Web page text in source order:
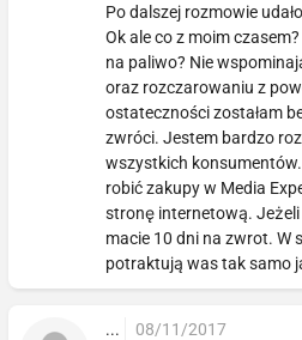
Po dalszej rozmowie
Ok ale co z moim
na paliwo? Nie
oraz rozczarowaniu z
ostateczności zostałam
zwróci. Jestem bardzo
wszystkich
robić zakupy w Media
stronę internetową.
macie 10 dni na zwrot. W
potraktują was tak samo
... 08/11/2017